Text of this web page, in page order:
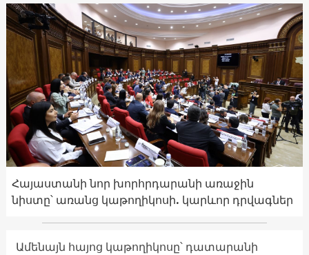
Հայաստանի նոր խորհրդարանի առաջին
նիստը՝ առանց կաթողիկոսի. կարևոր դրվագներ
Ամենայն հայոց կաթողիկոսը՝ դատարանի